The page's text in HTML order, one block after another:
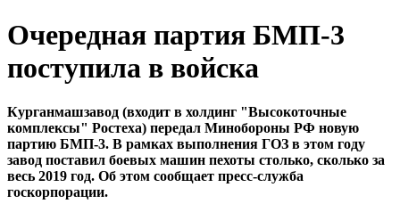
Очередная партия БМП-3
поступила в войска
Курганмашзавод (входит в холдинг "Высокоточные
комплексы" Ростеха) передал Минобороны РФ новую
партию БМП-3. В рамках выполнения ГОЗ в этом году
завод поставил боевых машин пехоты столько, сколько за
весь 2019 год. Об этом сообщает пресс-служба
госкорпорации.